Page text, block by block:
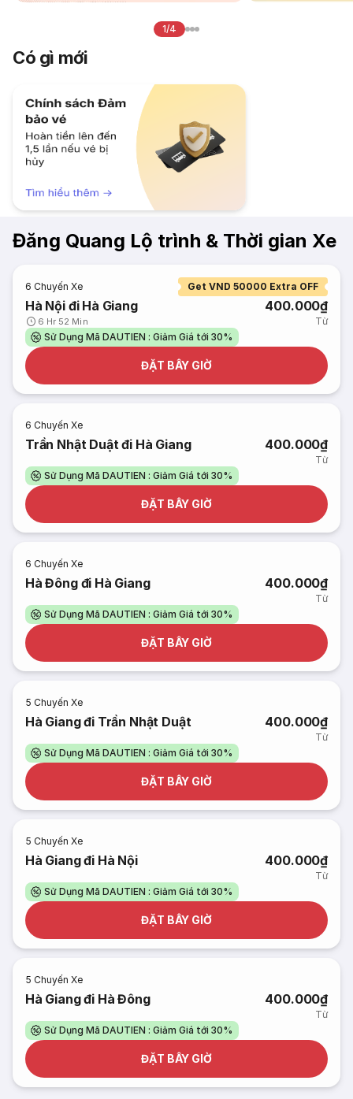
1/4
Có gì mới
Đăng Quang Lộ trình & Thời gian Xe
6 Chuyến Xe Get VND 50000 Extra OFF
Hà Nội đi Hà Giang
6 Hr 52 Min
400.000₫
Từ
Sử Dụng Mã DAUTIEN : Giảm Giá tới 30%
ĐẶT BÂY GIỜ
6 Chuyến Xe
Trần Nhật Duật đi Hà Giang 400.000₫
Từ
Sử Dụng Mã DAUTIEN : Giảm Giá tới 30%
ĐẶT BÂY GIỜ
6 Chuyến Xe
Hà Đông đi Hà Giang 400.000₫
Từ
Sử Dụng Mã DAUTIEN : Giảm Giá tới 30%
ĐẶT BÂY GIỜ
5 Chuyến Xe
Hà Giang đi Trần Nhật Duật 400.000₫
Từ
Sử Dụng Mã DAUTIEN : Giảm Giá tới 30%
ĐẶT BÂY GIỜ
5 Chuyến Xe
Hà Giang đi Hà Nội 400.000₫
Từ
Sử Dụng Mã DAUTIEN : Giảm Giá tới 30%
ĐẶT BÂY GIỜ
5 Chuyến Xe
Hà Giang đi Hà Đông 400.000₫
Từ
Sử Dụng Mã DAUTIEN : Giảm Giá tới 30%
ĐẶT BÂY GIỜ